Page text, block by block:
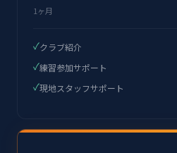
1ヶ月
✓クラブ紹介
✓練習参加サポート
✓現地スタッフサポート